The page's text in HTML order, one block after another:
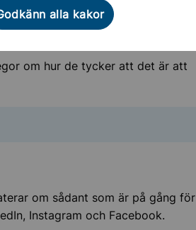
alla kakor
om hur de tycker att det är att
om sådant som är på gång för
Instagram och Facebook.